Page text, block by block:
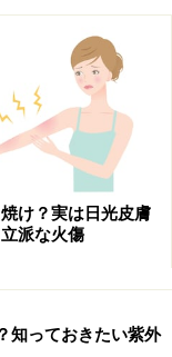
して浸透させま
の動作で軽く”ト
しょう。ピアノ
目元のくすみが
！
クの出番です。特
け？実は日光皮膚
派な火傷
知っておきたい紫外